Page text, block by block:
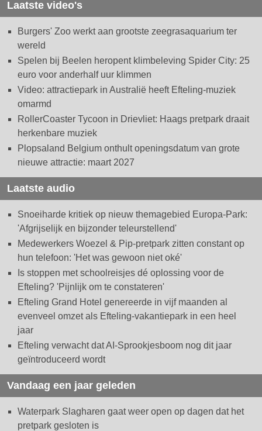
Laatste video's
Burgers' Zoo werkt aan grootste zeegrasaquarium ter
wereld
Spelen bij Beelen heropent klimbeleving Spider City: 25
euro voor anderhalf uur klimmen
Video: attractiepark in Australië heeft Efteling-muziek
omarmd
RollerCoaster Tycoon in Drievliet: Haags pretpark draait
herkenbare muziek
Plopsaland Belgium onthult openingsdatum van grote
nieuwe attractie: maart 2027
Laatste audio
Snoeiharde kritiek op nieuw themagebied Europa-Park:
'Afgrijselijk en bijzonder teleurstellend'
Medewerkers Woezel & Pip-pretpark zitten constant op
hun telefoon: 'Het was gewoon niet oké'
Is stoppen met schoolreisjes dé oplossing voor de
Efteling? 'Pijnlijk om te constateren'
Efteling Grand Hotel genereerde in vijf maanden al
evenveel omzet als Efteling-vakantiepark in een heel
jaar
Efteling verwacht dat AI-Sprookjesboom nog dit jaar
geïntroduceerd wordt
Vandaag een jaar geleden
Waterpark Slagharen gaat weer open op dagen dat het
pretpark gesloten is